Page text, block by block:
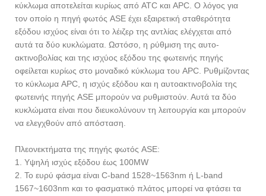
κύκλωμα αποτελείται κυρίως από ATC και APC. Ο λόγος για
τον οποίο η πηγή φωτός ASE έχει εξαιρετική σταθερότητα
εξόδου ισχύος είναι ότι το λέιζερ της αντλίας ελέγχεται από
αυτά τα δύο κυκλώματα. Ωστόσο, η ρύθμιση της αυτο-
ακτινοβολίας και της ισχύος εξόδου της φωτεινής πηγής
οφείλεται κυρίως στο μοναδικό κύκλωμα του APC. Ρυθμίζοντας
το κύκλωμα APC, η ισχύς εξόδου και η αυτοακτινοβολία της
φωτεινής πηγής ASE μπορούν να ρυθμιστούν. Αυτά τα δύο
κυκλώματα είναι που διευκολύνουν τη λειτουργία και μπορούν
να ελεγχθούν από απόσταση.
Πλεονεκτήματα της πηγής φωτός ASE:
1. Υψηλή ισχύς εξόδου έως 100MW
2. Το ευρύ φάσμα είναι C-band 1528~1563nm ή L-band
1567~1603nm και το φασματικό πλάτος μπορεί να φτάσει τα